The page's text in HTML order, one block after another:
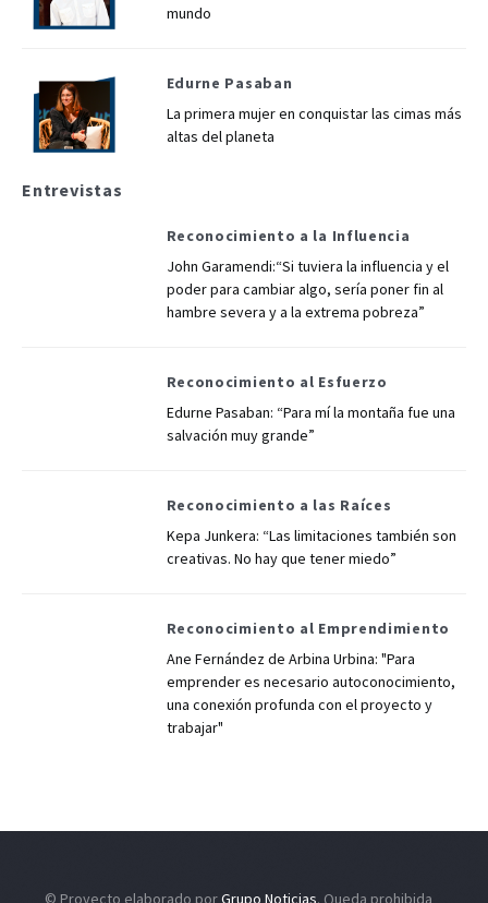
mundo
Edurne Pasaban
La primera mujer en conquistar las cimas más
altas del planeta
Entrevistas
Reconocimiento a la Influencia
John Garamendi:“Si tuviera la influencia y el
poder para cambiar algo, sería poner fin al
hambre severa y a la extrema pobreza”
Reconocimiento al Esfuerzo
Edurne Pasaban: “Para mí la montaña fue una
salvación muy grande”
Reconocimiento a las Raíces
Kepa Junkera: “Las limitaciones también son
creativas. No hay que tener miedo”
Reconocimiento al Emprendimiento
Ane Fernández de Arbina Urbina: "Para
emprender es necesario autoconocimiento,
una conexión profunda con el proyecto y
trabajar"
© Proyecto elaborado porGrupo Noticias. Queda prohibida